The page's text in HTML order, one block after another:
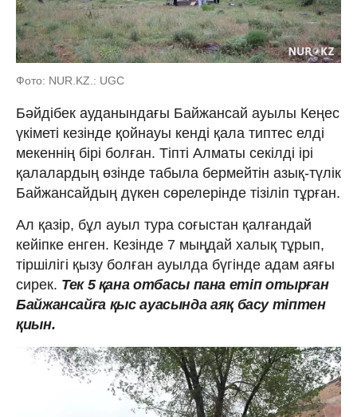
Фото: NUR.KZ.: UGC
Бәйдібек ауданындағы Байжансай ауылы Кеңес
үкіметі кезінде қойнауы кенді қала типтес елді
мекеннің бірі болған. Тіпті Алматы секілді ірі
қалалардың өзінде табыла бермейтін азық-түлік
Байжансайдың дүкен сөрелерінде тізіліп тұрған.
Ал қазір, бұл ауыл тура соғыстан қалғандай
кейіпке енген. Кезінде 7 мыңдай халық тұрып,
тіршілігі қызу болған ауылда бүгінде адам аяғы
сирек. Тек 5 қана отбасы пана етіп отырған
Байжансайға қыс ауасында аяқ басу тіптен
қиын.